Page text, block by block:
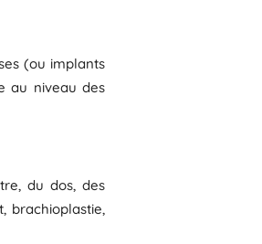
(ou implants
au niveau des
du dos, des
brachioplastie,